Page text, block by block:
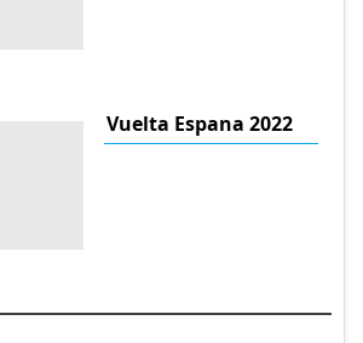
Vuelta Espana 2022